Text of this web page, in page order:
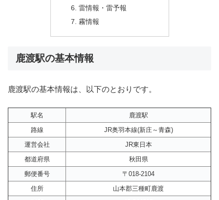
雷情報・雷予報
霧情報
鹿渡駅の基本情報
鹿渡駅の基本情報は、以下のとおりです。
駅名
鹿渡駅
路線
JR奥羽本線(新庄～青森)
運営会社
JR東日本
都道府県
秋田県
郵便番号
〒018-2104
住所
山本郡三種町鹿渡